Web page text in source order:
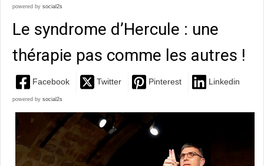
powered by social2s
Le syndrome d’Hercule : une
thérapie pas comme les autres !
Facebook Twitter Pinterest Linkedin
powered by social2s